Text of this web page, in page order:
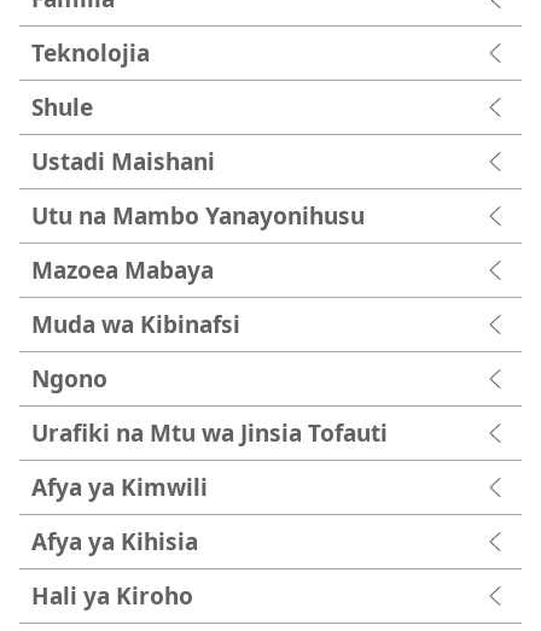
Teknolojia
Shule
Ustadi Maishani
Utu na Mambo Yanayonihusu
Mazoea Mabaya
Muda wa Kibinafsi
Ngono
Urafiki na Mtu wa Jinsia Tofauti
Afya ya Kimwili
Afya ya Kihisia
Hali ya Kiroho